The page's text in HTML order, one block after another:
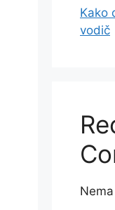
Kako
vodič